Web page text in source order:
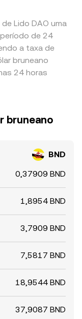
Lido DAO uma
de 24
a taxa de
bruneano
24 horas
bruneano
BND
0,37909 BND
1,8954 BND
3,7909 BND
7,5817 BND
18,9544 BND
37,9087 BND